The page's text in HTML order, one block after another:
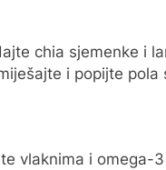
chia sjemenke i
i popijte
vlaknima i omega-